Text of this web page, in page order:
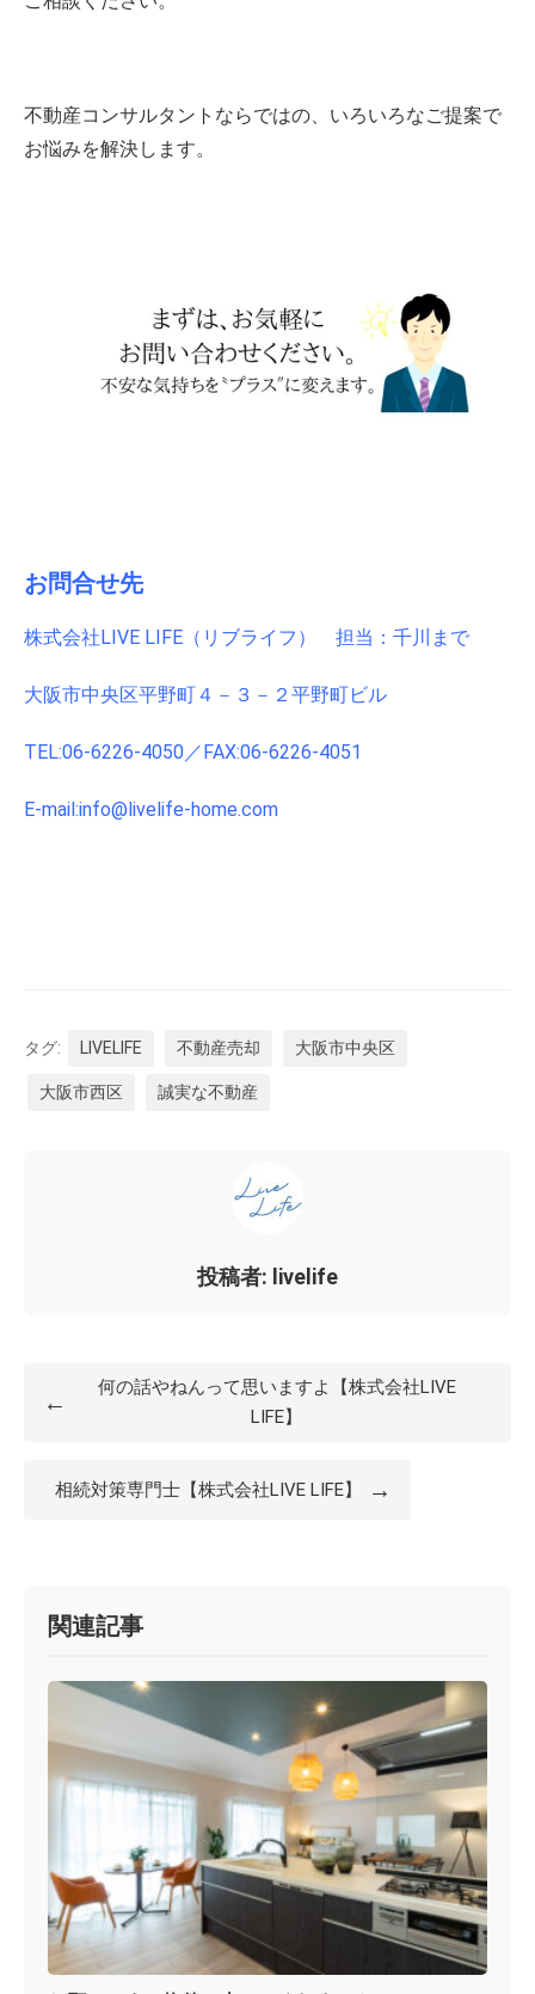
不動産コンサルタントならではの、いろいろなご提案で
お悩みを解決します。
お問合せ先
株式会社LIVE LIFE（リブライフ） 担当：千川まで
大阪市中央区平野町４－３－２平野町ビル
TEL:06-6226-4050／FAX:06-6226-4051
E-mail:info@livelife-home.com
タグ: LIVELIFE 不動産売却 大阪市中央区
大阪市西区 誠実な不動産
投稿者: livelife
←
何の話やねんって思いますよ【株式会社LIVE
LIFE】
相続対策専門士【株式会社LIVE LIFE】 →
関連記事